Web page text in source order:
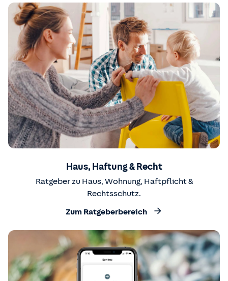
Haus, Haftung & Recht
Ratgeber zu Haus, Wohnung, Haftpflicht &
Rechtsschutz.
Zum Ratgeberbereich